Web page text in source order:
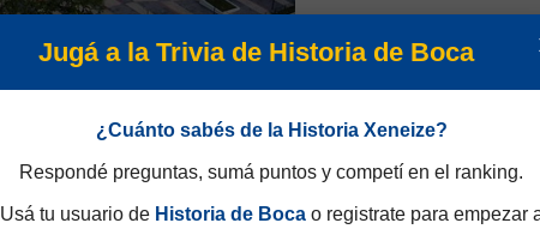
Jugá a la Trivia de Historia de Boca
¿Cuánto sabés de la Historia Xeneize?
Respondé preguntas, sumá puntos y competí en el ranking.
Usá tu usuario de Historia de Bocao registrate para empezar